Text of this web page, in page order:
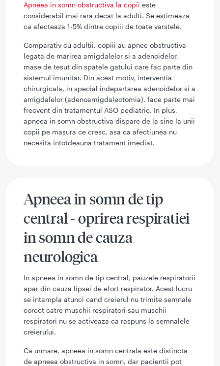
Apneea in somn obstructiva la copii este
considerabil mai rara decat la adulti. Se estimeaza
ca afecteaza 1-5% dintre copiii de toate varstele.
Comparativ cu adultii, copiii au apnee obstructiva
legata de marirea amigdalelor si a adenoidelor,
mase de tesut din spatele gatului care fac parte din
sistemul imunitar. Din acest motiv, interventia
chirurgicala, in special indepartarea adenoidelor si a
amigdalelor (adenoamigdalectomia), face parte mai
frecvent din tratamentul ASO pediatric. In plus,
apneea in somn obstructiva dispare de la sine la unii
copii pe masura ce cresc, asa ca afectiunea nu
necesita intotdeauna tratament imediat.
Apneea in somn de tip
central - oprirea respiratiei
in somn de cauza
neurologica
In apneea in somn de tip central, pauzele respiratorii
apar din cauza lipsei de efort respirator. Acest lucru
se intampla atunci cand creierul nu trimite semnale
corect catre muschii respiratori sau muschii
respiratori nu se activeaza ca raspuns la semnalele
creierului.
Ca urmare, apneea in somn centrala este distincta
de apneea obstructiva in somn, dar pacientii pot